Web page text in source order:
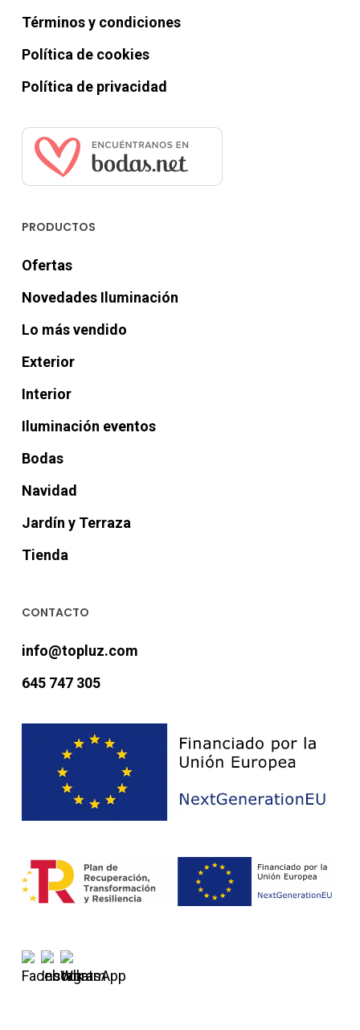
Términos y condiciones
Política de cookies
Política de privacidad
PRODUCTOS
Ofertas
Novedades Iluminación
Lo más vendido
Exterior
Interior
Iluminación eventos
Bodas
Navidad
Jardín y Terraza
Tienda
CONTACTO
info@topluz.com
645 747 305